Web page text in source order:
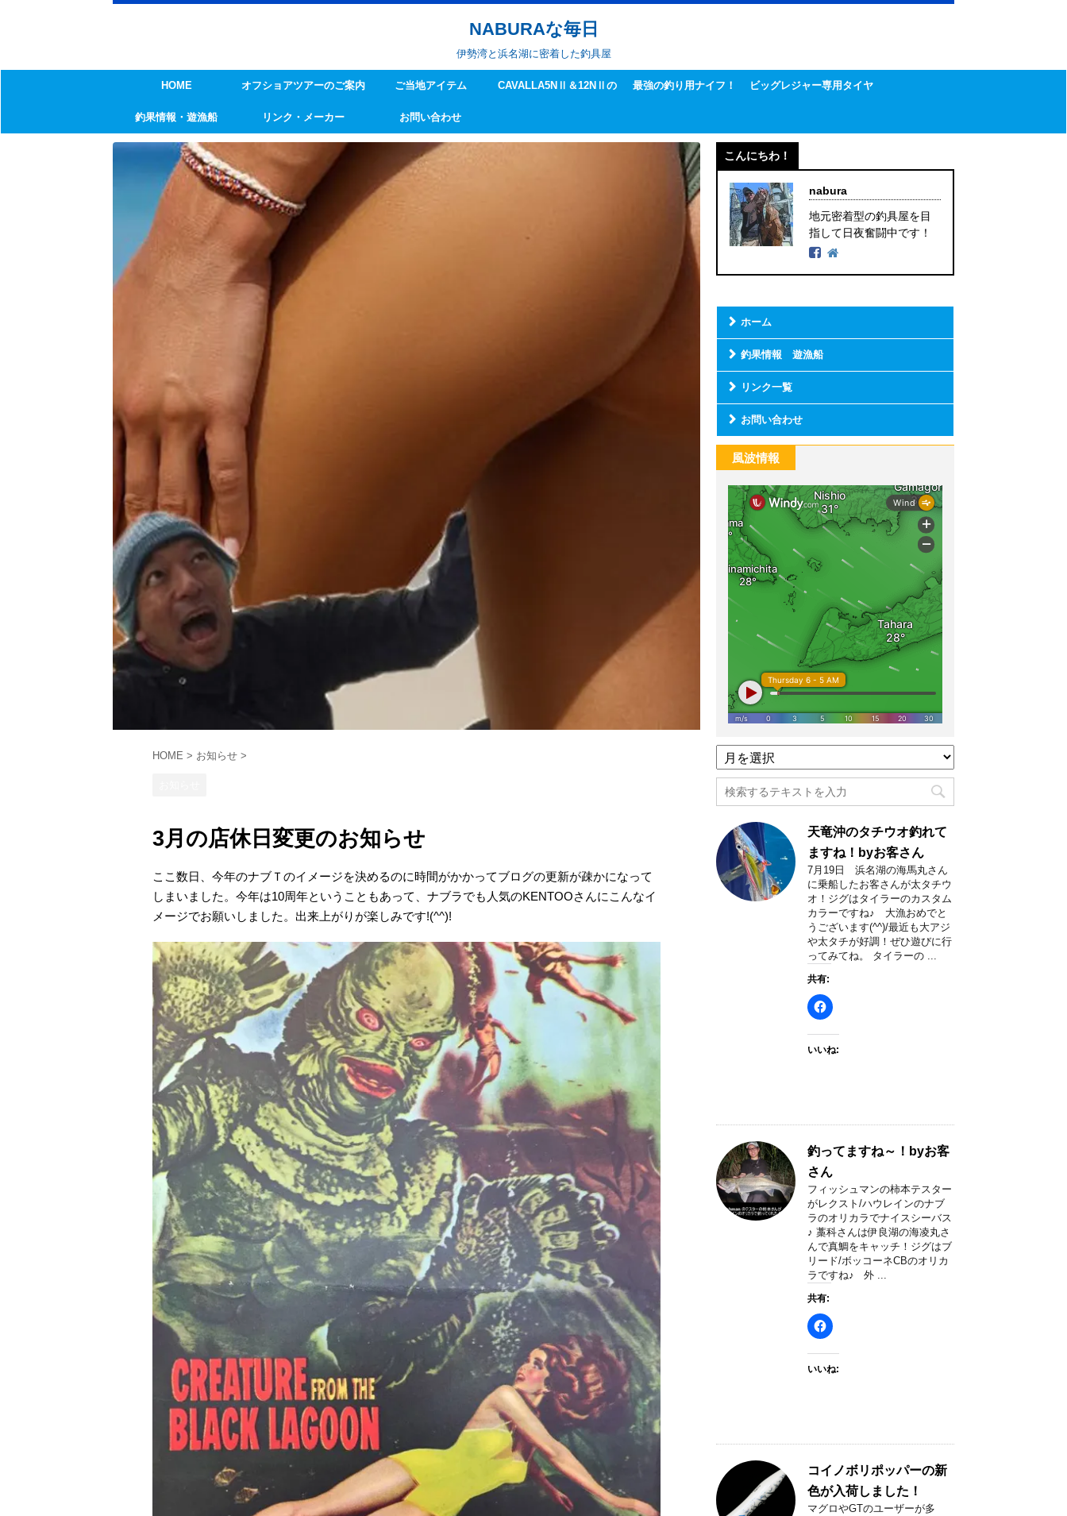
NABURAな毎日
伊勢湾と浜名湖に密着した釣具屋
HOME オフショアツアーのご案内 ご当地アイテム CAVALLA5NⅡ＆12NⅡの 最強の釣り用ナイフ！ ビッグレジャー専用タイヤ
釣果情報・遊漁船 リンク・メーカー お問い合わせ
HOME > お知らせ >
3月の店休日変更のお知らせ
ここ数日、今年のナブＴのイメージを決めるのに時間がかかってブログの更新が疎かになって
しまいました。今年は10周年ということもあって、ナブラでも人気のKENTOOさんにこんなイ
メージでお願いしました。出来上がりが楽しみです!(^^)!
こんにちわ！
nabura
地元密着型の釣具屋を目
指して日夜奮闘中です！
ホーム
釣果情報 遊漁船
リンク一覧
お問い合わせ
風波情報
過
去
記
事
別
一
覧
天竜沖のタチウオ釣れて
ますね！byお客さん
7月19日 浜名湖の海馬丸さん
に乗船したお客さんが太タチウ
オ！ジグはタイラーのカスタム
カラーですね♪ 大漁おめでと
うございます(^^)/最近も大アジ
や太タチが好調！ぜひ遊びに行
ってみてね。 タイラーの ...
共有:
いいね:
釣ってますね～！byお客
さん
フィッシュマンの柿本テスター
がレクスト/ハウレインのナブ
ラのオリカラでナイスシーバス
♪ 藁科さんは伊良湖の海凌丸さ
んで真鯛をキャッチ！ジグはブ
リード/ボッコーネCBのオリカ
ラですね♪ 外 ...
共有:
いいね:
コイノボリポッパーの新
色が入荷しました！
マグロやGTのユーザーが多